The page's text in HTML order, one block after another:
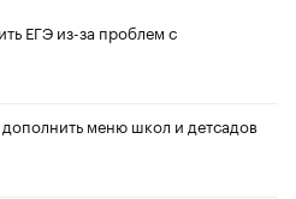
ЕГЭ из-за проблем с
меню школ и детсадов